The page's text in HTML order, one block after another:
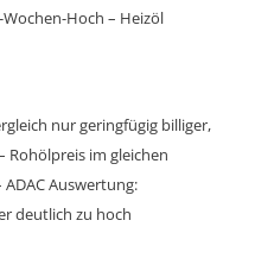
Wochen-Hoch – Heizöl
nur geringfügig billiger,
Rohölpreis im gleichen
Auswertung:
deutlich zu hoch